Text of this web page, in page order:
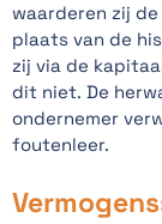
waarderen zij
plaats van de
zij via de
dit niet. De
ondernemer
foutenleer.